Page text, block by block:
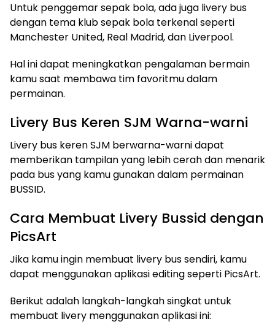
Untuk penggemar sepak bola, ada juga livery bus
dengan tema klub sepak bola terkenal seperti
Manchester United, Real Madrid, dan Liverpool.
Hal ini dapat meningkatkan pengalaman bermain
kamu saat membawa tim favoritmu dalam
permainan.
Livery Bus Keren SJM Warna-warni
Livery bus keren SJM berwarna-warni dapat
memberikan tampilan yang lebih cerah dan menarik
pada bus yang kamu gunakan dalam permainan
BUSSID.
Cara Membuat Livery Bussid dengan
PicsArt
Jika kamu ingin membuat livery bus sendiri, kamu
dapat menggunakan aplikasi editing seperti PicsArt.
Berikut adalah langkah-langkah singkat untuk
membuat livery menggunakan aplikasi ini: